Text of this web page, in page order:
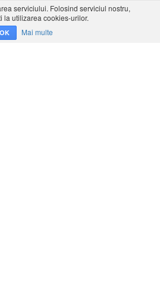
serviciului. Folosind serviciul nostru,
la utilizarea cookies-urilor.
OK Mai multe